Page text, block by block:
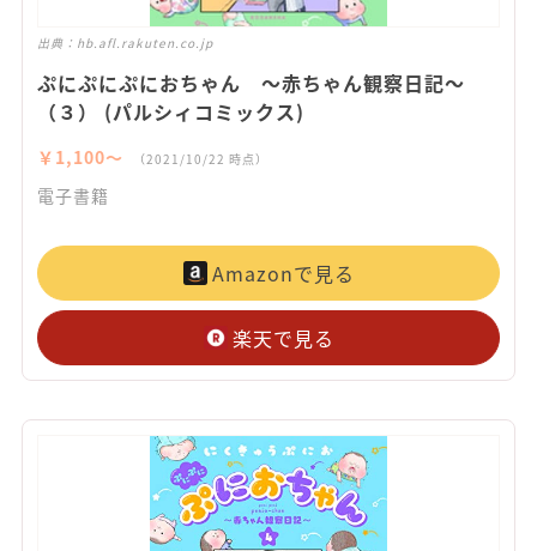
出典： hb.afl.rakuten.co.jp
ぷにぷにぷにおちゃん ～赤ちゃん観察日記～
（３） (パルシィコミックス)
￥1,100〜 （2021/10/22 時点）
電子書籍
Amazonで見る
楽天で見る